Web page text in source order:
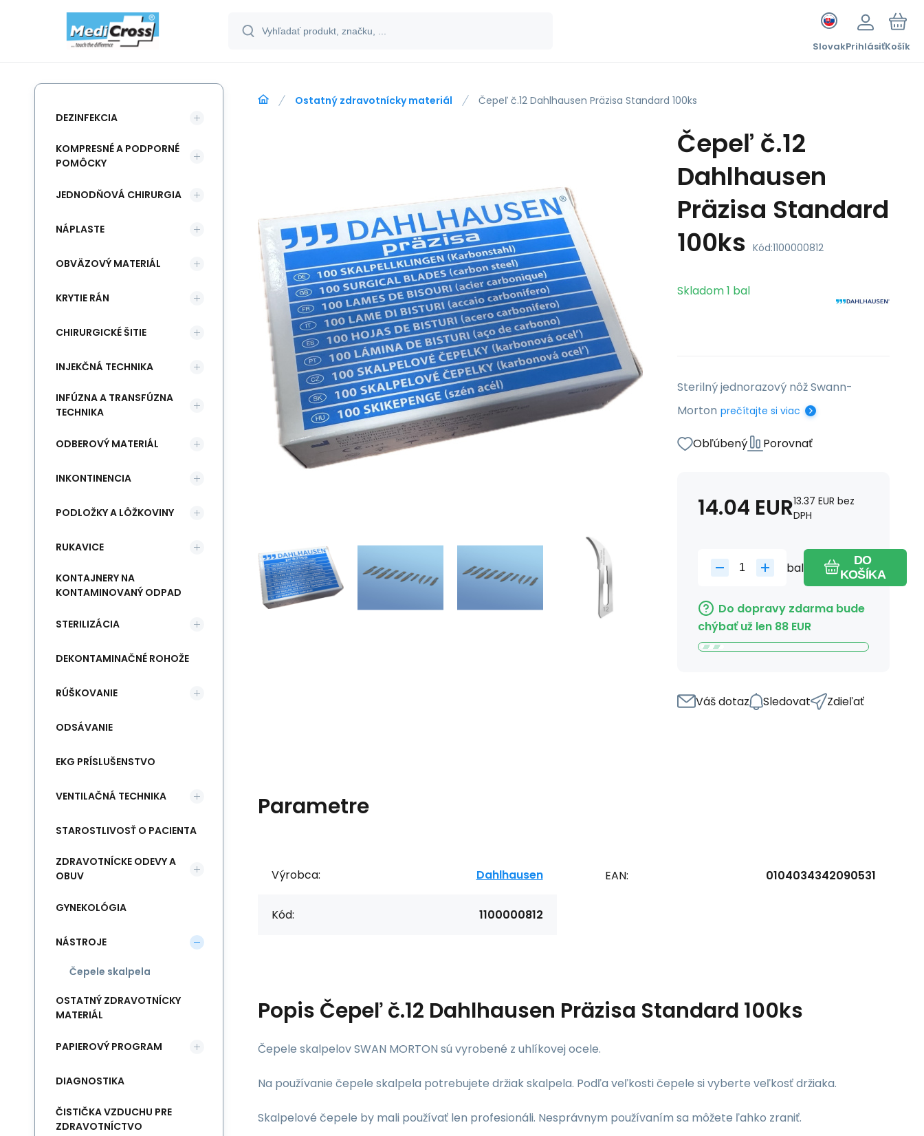
SlovakPrihlásiťKošík
Ostatný zdravotnícky materiál Čepeľ č.12 Dahlhausen Präzisa Standard 100ks
Čepeľ č.12
Dahlhausen
Präzisa Standard
100ks Kód:1100000812
Skladom1 bal
Sterilný jednorazový nôž Swann-
Morton prečítajte si viac
Obľúbený Porovnať
14.04 EUR13.37 EUR bez
DPH
bal
DO
KOŠÍKA
Do dopravy zdarma bude
chýbať už len 88 EUR
Váš dotaz Sledovat Zdieľať
Parametre
Výrobca: Dahlhausen
Kód: 1100000812
EAN: 0104034342090531
Popis Čepeľ č.12 Dahlhausen Präzisa Standard 100ks
Čepele skalpelov SWAN MORTON sú vyrobené z uhlíkovej ocele.
Na používanie čepele skalpela potrebujete držiak skalpela. Podľa veľkosti čepele si vyberte veľkosť držiaka.
Skalpelové čepele by mali používať len profesionáli. Nesprávnym používaním sa môžete ľahko zraniť.
DEZINFEKCIA
KOMPRESNÉ A PODPORNÉ
POMÔCKY
JEDNODŇOVÁ CHIRURGIA
NÁPLASTE
OBVÄZOVÝ MATERIÁL
KRYTIE RÁN
CHIRURGICKÉ ŠITIE
INJEKČNÁ TECHNIKA
INFÚZNA A TRANSFÚZNA
TECHNIKA
ODBEROVÝ MATERIÁL
INKONTINENCIA
PODLOŽKY A LÔŽKOVINY
RUKAVICE
KONTAJNERY NA
KONTAMINOVANÝ ODPAD
STERILIZÁCIA
DEKONTAMINAČNÉ ROHOŽE
RÚŠKOVANIE
ODSÁVANIE
EKG PRÍSLUŠENSTVO
VENTILAČNÁ TECHNIKA
STAROSTLIVOSŤ O PACIENTA
ZDRAVOTNÍCKE ODEVY A
OBUV
GYNEKOLÓGIA
NÁSTROJE
Čepele skalpela
OSTATNÝ ZDRAVOTNÍCKY
MATERIÁL
PAPIEROVÝ PROGRAM
DIAGNOSTIKA
ČISTIČKA VZDUCHU PRE
ZDRAVOTNÍCTVO